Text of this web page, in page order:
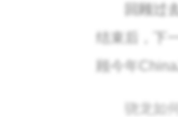
回顾过
结束后，下
顾今年
骁龙如